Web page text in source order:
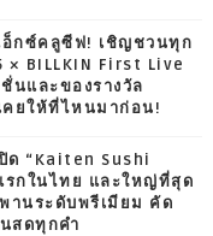
อ็กซ์คลูซีฟ! เชิญชวนทุก
× BILLKIN First Live
นและของรางวัล
คยให้ที่ไหนมาก่อน!
ปิด “Kaiten Sushi
รกในไทย และใหญ่ที่สุด
านระดับพรีเมียม คัด
สดทุกคำ